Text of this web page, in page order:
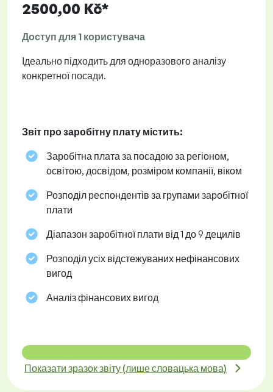
2500,00 Kč*
Доступ для 1 користувача
Ідеально підходить для одноразового аналізу
конкретної посади.
Звіт про заробітну плату містить:
Заробітна плата за посадою за регіоном,
освітою, досвідом, розміром компанії, віком
Розподіл респондентів за групами заробітної
плати
Діапазон заробітної плати від 1 до 9 децилів
Розподіл усіх відстежуваних нефінансових
вигод
Аналіз фінансових вигод
Показати зразок звіту (лише словацька мова)